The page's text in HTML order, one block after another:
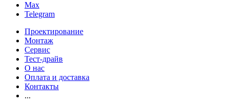
Max
Telegram
Проектирование
Монтаж
Сервис
Тест-драйв
О нас
Оплата и доставка
Контакты
...